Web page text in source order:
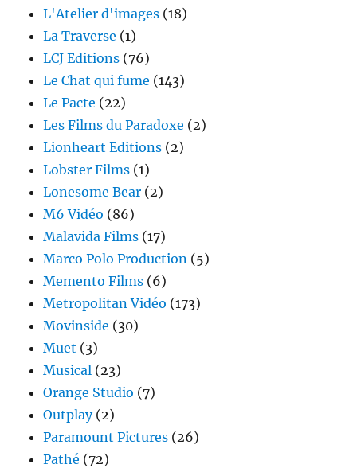
L'Atelier d'images (18)
La Traverse (1)
LCJ Editions (76)
Le Chat qui fume (143)
Le Pacte (22)
Les Films du Paradoxe (2)
Lionheart Editions (2)
Lobster Films (1)
Lonesome Bear (2)
M6 Vidéo (86)
Malavida Films (17)
Marco Polo Production (5)
Memento Films (6)
Metropolitan Vidéo (173)
Movinside (30)
Muet (3)
Musical (23)
Orange Studio (7)
Outplay(2)
Paramount Pictures (26)
Pathé (72)